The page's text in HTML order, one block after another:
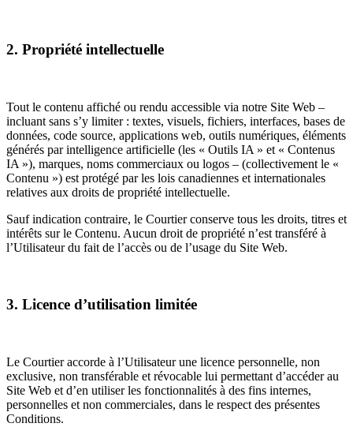
2. Propriété intellectuelle
Tout le contenu affiché ou rendu accessible via notre Site Web –
incluant sans s’y limiter : textes, visuels, fichiers, interfaces, bases de
données, code source, applications web, outils numériques, éléments
générés par intelligence artificielle (les « Outils IA » et « Contenus
IA »), marques, noms commerciaux ou logos – (collectivement le «
Contenu ») est protégé par les lois canadiennes et internationales
relatives aux droits de propriété intellectuelle.
Sauf indication contraire, le Courtier conserve tous les droits, titres et
intérêts sur le Contenu. Aucun droit de propriété n’est transféré à
l’Utilisateur du fait de l’accès ou de l’usage du Site Web.
3. Licence d’utilisation limitée
Le Courtier accorde à l’Utilisateur une licence personnelle, non
exclusive, non transférable et révocable lui permettant d’accéder au
Site Web et d’en utiliser les fonctionnalités à des fins internes,
personnelles et non commerciales, dans le respect des présentes
Conditions.